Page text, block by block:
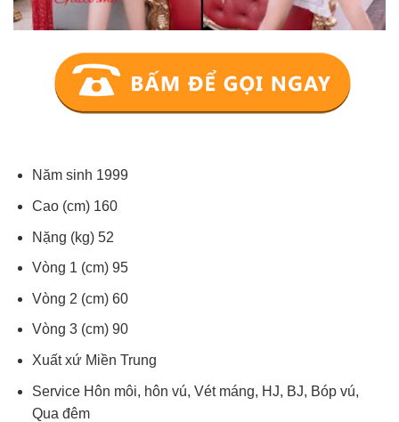
Năm sinh 1999
Cao (cm) 160
Nặng (kg) 52
Vòng 1 (cm) 95
Vòng 2 (cm) 60
Vòng 3 (cm) 90
Xuất xứ Miền Trung
Service Hôn môi, hôn vú, Vét máng, HJ, BJ, Bóp vú,
Qua đêm